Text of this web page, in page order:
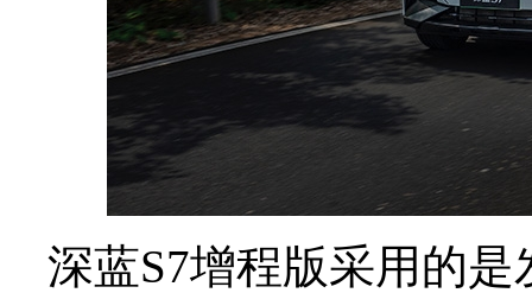
深蓝S7增程版采用的